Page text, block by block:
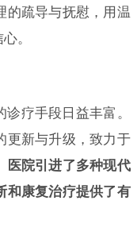
的疏导与抚慰，用温
。
疗手段日益丰富。
更新与升级，致力于
医院引进了多种现代
和康复治疗提供了有